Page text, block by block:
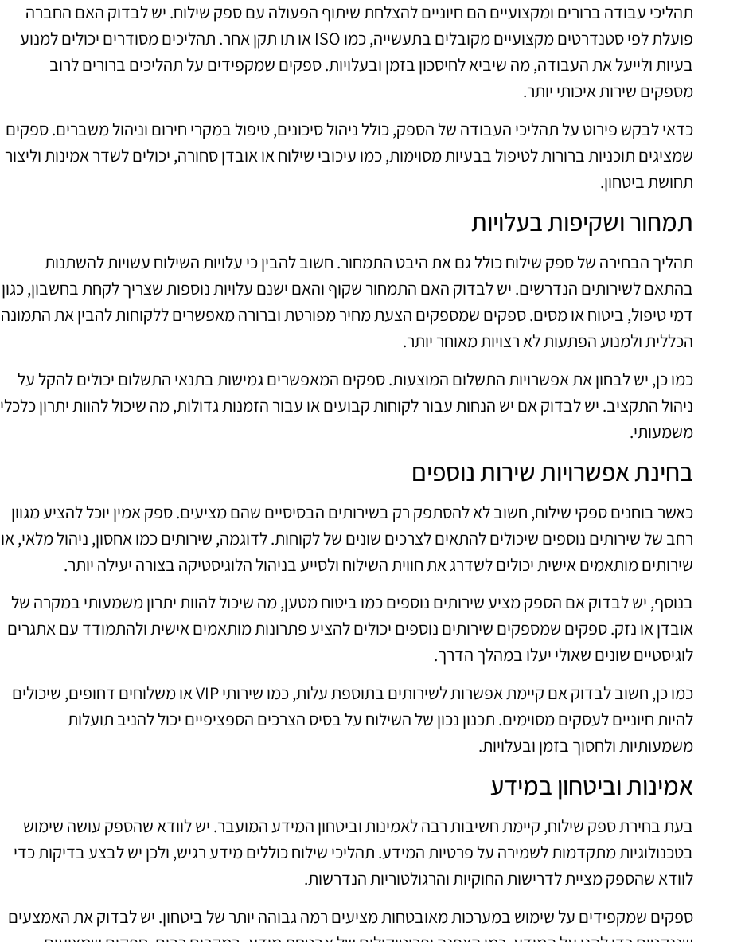
תהליכי עבודה ברורים ומקצועיים הם חיוניים להצלחת שיתוף הפעולה עם ספק שילוח. יש לבדוק האם החברה
פועלת לפי סטנדרטים מקצועיים מקובלים בתעשייה, כמו ISO או תו תקן אחר. תהליכים מסודרים יכולים למנוע
בעיות ולייעל את העבודה, מה שיביא לחיסכון בזמן ובעלויות. ספקים שמקפידים על תהליכים ברורים לרוב
מספקים שירות איכותי יותר.
כדאי לבקש פירוט על תהליכי העבודה של הספק, כולל ניהול סיכונים, טיפול במקרי חירום וניהול משברים. ספקים
שמציגים תוכניות ברורות לטיפול בבעיות מסוימות, כמו עיכובי שילוח או אובדן סחורה, יכולים לשדר אמינות וליצור
תחושת ביטחון.
תמחור ושקיפות בעלויות
תהליך הבחירה של ספק שילוח כולל גם את היבט התמחור. חשוב להבין כי עלויות השילוח עשויות להשתנות
בהתאם לשירותים הנדרשים. יש לבדוק האם התמחור שקוף והאם ישנם עלויות נוספות שצריך לקחת בחשבון, כגון
דמי טיפול, ביטוח או מסים. ספקים שמספקים הצעת מחיר מפורטת וברורה מאפשרים ללקוחות להבין את התמונה
הכללית ולמנוע הפתעות לא רצויות מאוחר יותר.
כמו כן, יש לבחון את אפשרויות התשלום המוצעות. ספקים המאפשרים גמישות בתנאי התשלום יכולים להקל על
ניהול התקציב. יש לבדוק אם יש הנחות עבור לקוחות קבועים או עבור הזמנות גדולות, מה שיכול להוות יתרון כלכלי
משמעותי.
בחינת אפשרויות שירות נוספים
כאשר בוחנים ספקי שילוח, חשוב לא להסתפק רק בשירותים הבסיסיים שהם מציעים. ספק אמין יוכל להציע מגוון
רחב של שירותים נוספים שיכולים להתאים לצרכים שונים של לקוחות. לדוגמה, שירותים כמו אחסון, ניהול מלאי, או
שירותים מותאמים אישית יכולים לשדרג את חווית השילוח ולסייע בניהול הלוגיסטיקה בצורה יעילה יותר.
בנוסף, יש לבדוק אם הספק מציע שירותים נוספים כמו ביטוח מטען, מה שיכול להוות יתרון משמעותי במקרה של
אובדן או נזק. ספקים שמספקים שירותים נוספים יכולים להציע פתרונות מותאמים אישית ולהתמודד עם אתגרים
לוגיסטיים שונים שאולי יעלו במהלך הדרך.
כמו כן, חשוב לבדוק אם קיימת אפשרות לשירותים בתוספת עלות, כמו שירותי VIP או משלוחים דחופים, שיכולים
להיות חיוניים לעסקים מסוימים. תכנון נכון של השילוח על בסיס הצרכים הספציפיים יכול להניב תועלות
משמעותיות ולחסוך בזמן ובעלויות.
אמינות וביטחון במידע
בעת בחירת ספק שילוח, קיימת חשיבות רבה לאמינות וביטחון המידע המועבר. יש לוודא שהספק עושה שימוש
בטכנולוגיות מתקדמות לשמירה על פרטיות המידע. תהליכי שילוח כוללים מידע רגיש, ולכן יש לבצע בדיקות כדי
לוודא שהספק מציית לדרישות החוקיות והרגולטוריות הנדרשות.
ספקים שמקפידים על שימוש במערכות מאובטחות מציעים רמה גבוהה יותר של ביטחון. יש לבדוק את האמצעים